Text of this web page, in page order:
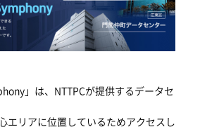
」は、NTTPCが提供するデータセ
エリアに位置しているためアクセスし